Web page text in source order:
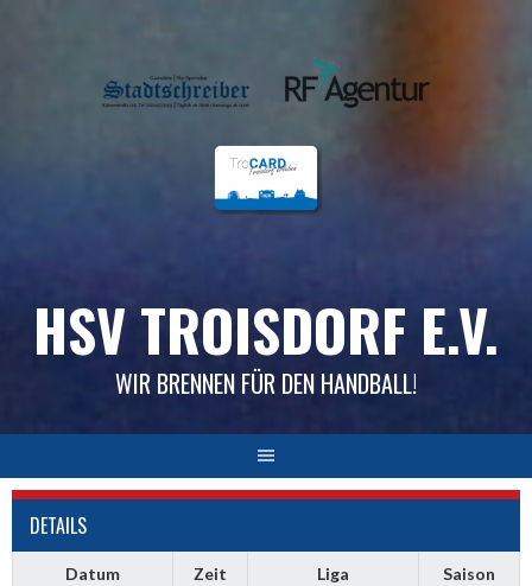
HSV TROISDORF E.V.
WIR BRENNEN FÜR DEN HANDBALL!
DETAILS
Datum Zeit Liga Saison